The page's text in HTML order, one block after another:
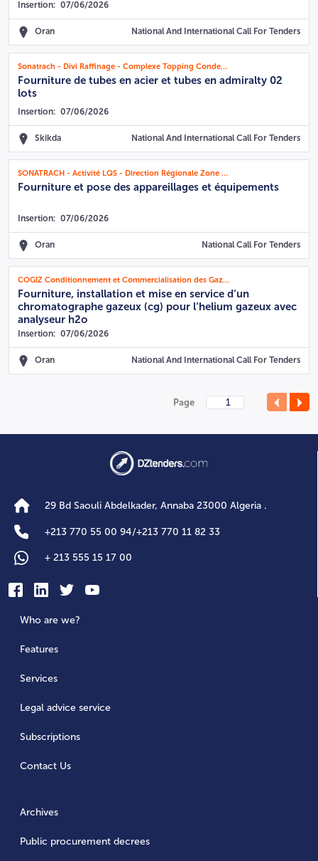
Insertion: 07/06/2026
Oran National And International Call For Tenders
Sonatrach - Divi Raffinage - Complexe Topping Condensat de Skikda - RA1K
Fourniture de tubes en acier et tubes en admiralty 02
lots
Insertion: 07/06/2026
Skikda National And International Call For Tenders
SONATRACH - Activité LQS - Direction Régionale Zone Industrielle d'Arzew (RIZ)
Fourniture et pose des appareillages et équipements
Insertion: 07/06/2026
Oran National Call For Tenders
COGIZ Conditionnement et Commercialisation des Gaz Industriels
Fourniture, installation et mise en service d’un
chromatographe gazeux (cg) pour l’helium gazeux avec
analyseur h2o
Insertion: 07/06/2026
Oran National And International Call For Tenders
Page
29 Bd Saouli Abdelkader, Annaba 23000 Algeria .
+213 770 55 00 94/+213 770 11 82 33
+ 213 555 15 17 00
Who are we?
Features
Services
Legal advice service
Subscriptions
Contact Us
Archives
Public procurement decrees